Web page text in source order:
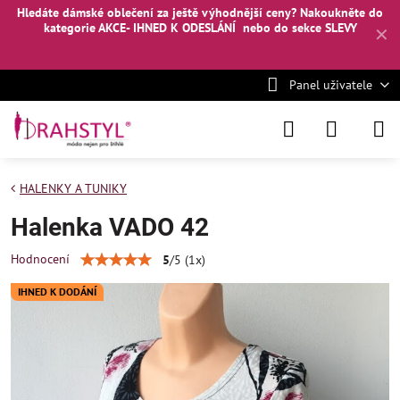
✕
Hledáte dámské oblečení za ještě výhodnější ceny? Nakoukněte do
kategorie AKCE- IHNED K ODESLÁNÍ nebo do sekce SLEVY
Panel uživatele
IHNED K DODÁNÍ
HALENKY A TUNIKY
Halenka VADO 42
Hodnocení 5/5 (1x)